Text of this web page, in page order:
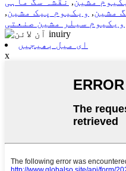
مشین, ویکیوم پیک مشین,
ویکیوم سیلر مشین صنعتی
ای میل بھیجیں
x